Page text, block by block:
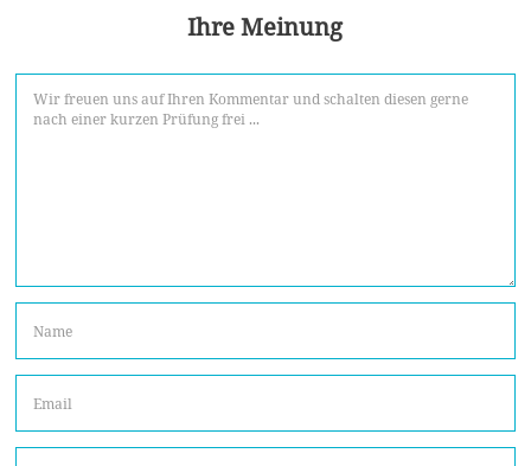
Ihre Meinung